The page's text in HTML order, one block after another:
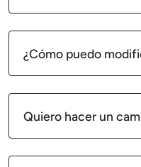
¿Cómo puedo
Quiero hacer un